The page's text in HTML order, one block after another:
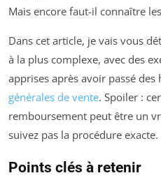
Mais encore faut-il connaître
Dans cet article, je vais vous
à la plus complexe, avec des
apprises après avoir passé
générales de vente. Spoiler :
remboursement peut être un
suivez pas la procédure exacte.
Points clés à retenir